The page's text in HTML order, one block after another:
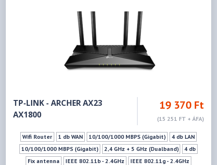
TP-LINK - ARCHER AX23
AX1800
19 370 Ft
(15 251 FT + ÁFA)
Wifi Router 1 db WAN 10/100/1000 MBPS (Gigabit)
4 db LAN
10/100/1000 MBPS (Gigabit)
2,4 GHz + 5 GHz (Dualband)
4 db
Fix antenna
IEEE 802.11b - 2.4GHz
IEEE 802.11g - 2.4GHz